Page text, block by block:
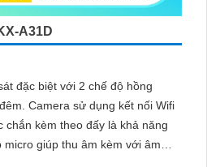
A31D
đặc biệt với 2 chế độ hồng
nối Wifi
chắn kèm theo đấy là khả năng
giúp thu âm kèm với âm